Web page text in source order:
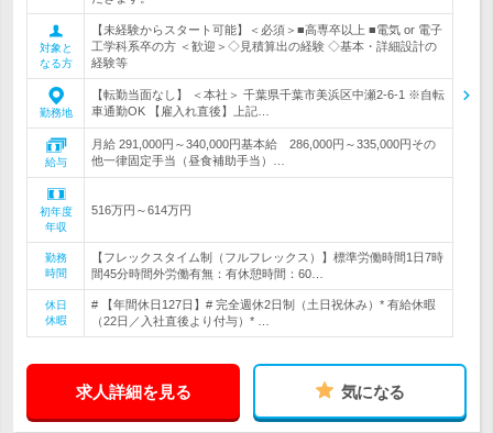
対象と
なる方
【未経験からスタート可能】＜必須＞■高専卒以上 ■電気 or 電子
工学科系卒の方 ＜歓迎＞◇見積算出の経験 ◇基本・詳細設計の
経験等
勤務地
【転勤当面なし】 ＜本社＞ 千葉県千葉市美浜区中瀬2-6-1 ※自転
車通勤OK 【雇入れ直後】上記…
給与
月給 291,000円～340,000円基本給 286,000円～335,000円その
他一律固定手当（昼食補助手当）…
初年度
年収
516万円～614万円
勤務
時間
【フレックスタイム制（フルフレックス）】標準労働時間1日7時
間45分時間外労働有無：有休憩時間：60…
休日
休暇
# 【年間休日127日】# 完全週休2日制（土日祝休み）* 有給休暇
（22日／入社直後より付与）* …
求人詳細を見る 気になる